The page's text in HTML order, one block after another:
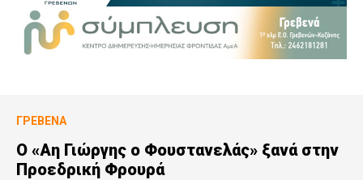
ΓΡΕΒΕΝΆ
Ο «Αη Γιώργης ο Φουστανελάς» ξανά στην
Προεδρική Φρουρά